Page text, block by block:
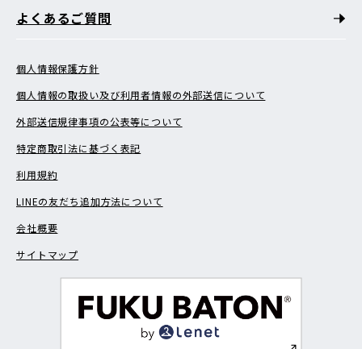
よくあるご質問
個人情報保護方針
個人情報の取扱い及び利用者情報の外部送信について
外部送信規律事項の公表等について
特定商取引法に基づく表記
利用規約
LINEの友だち追加方法について
会社概要
サイトマップ